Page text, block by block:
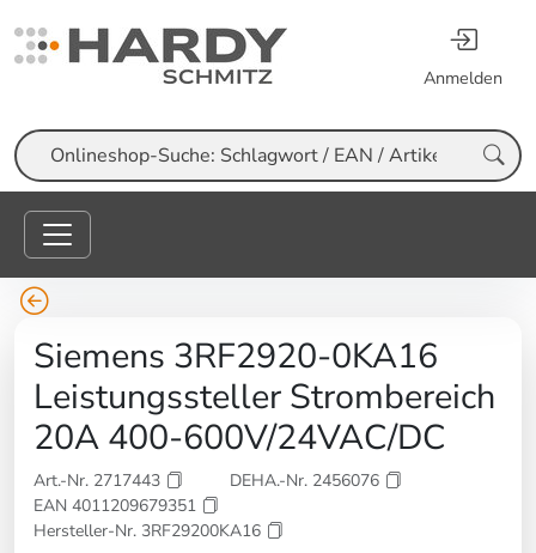
Anmelden
Suche
Siemens 3RF2920-0KA16
Leistungssteller Strombereich
20A 400-600V/24VAC/DC
Art.-Nr. 2717443
DEHA.-Nr. 2456076
EAN 4011209679351
Hersteller-Nr. 3RF29200KA16